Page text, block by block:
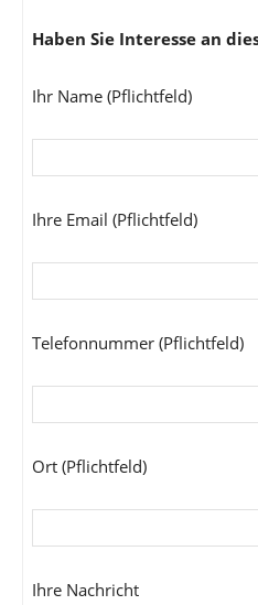
Haben Sie Interesse an
Ihr Name (Pflichtfeld)
Ihre Email (Pflichtfeld)
Telefonnummer (Pflichtfeld)
Ort (Pflichtfeld)
Ihre Nachricht